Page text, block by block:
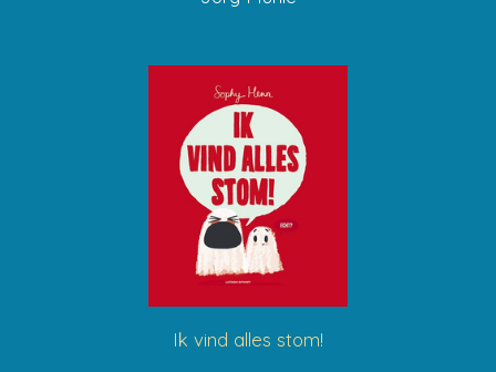
Ik vind alles stom!